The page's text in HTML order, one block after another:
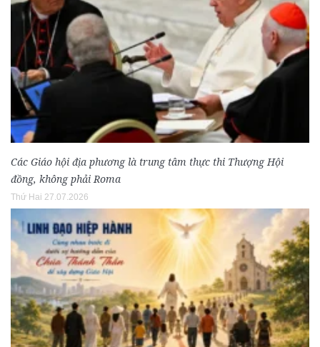
Các Giáo hội địa phương là trung tâm thực thi Thượng Hội
đồng, không phải Roma
Thứ Hai 27.07.2026